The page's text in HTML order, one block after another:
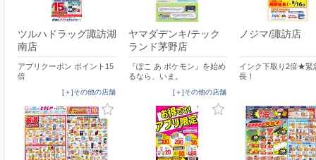
ツルハドラッグ諏訪湖
南店
アプリクーポン ポイント15
倍
[＋]その他の店舗
ヤマダデンキ/テック
ランド茅野店
『ぽこ あ ポケモン』を始め
るなら、いま。
[＋]その他の店舗
ノジマ/諏訪店
インク下取り2倍★緊
長！